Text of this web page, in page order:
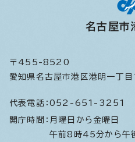
名古屋市
〒455-8520
愛知県名古屋市港区港明一丁
代表電話： 052-651-3251
開庁時間： 月曜日から金曜日
午前8時45分から午